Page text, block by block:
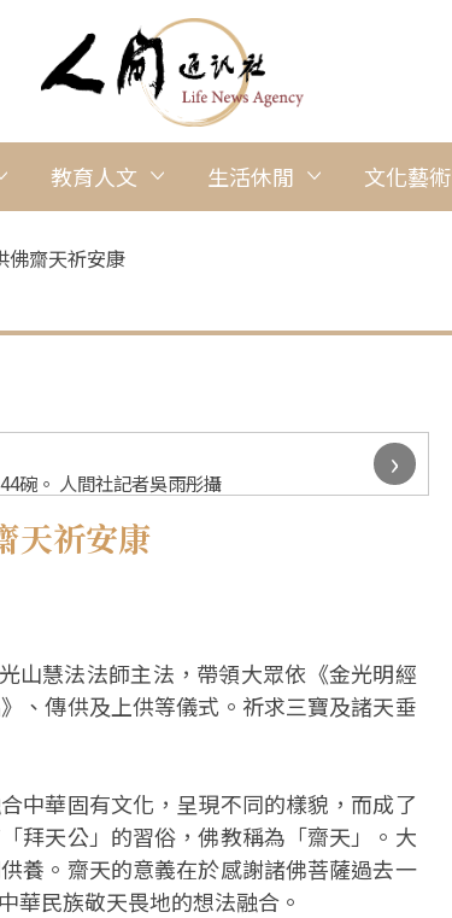
教育人文 生活休閒 文化藝術
齋天祈安康
碗。 人間社記者吳雨彤攝
›
天祈安康
山慧法法師主法，帶領大眾依《金光明經
、傳供及上供等儀式。祈求三寶及諸天垂
中華固有文化，呈現不同的樣貌，而成了
拜天公」的習俗，佛教稱為「齋天」。大
養。齋天的意義在於感謝諸佛菩薩過去一
華民族敬天畏地的想法融合。